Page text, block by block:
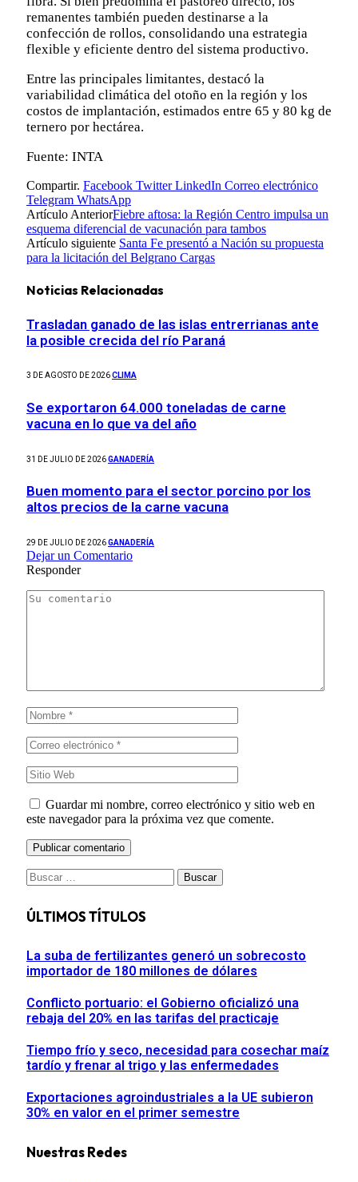
remanentes también pueden destinarse a la
confección de rollos, consolidando una estrategia
flexible y eficiente dentro del sistema productivo.
Entre las principales limitantes, destacó la
variabilidad climática del otoño en la región y los
costos de implantación, estimados entre 65 y 80 kg de
ternero por hectárea.
Fuente: INTA
Compartir. Facebook Twitter LinkedIn Correo electrónico
Telegram WhatsApp
Artículo AnteriorFiebre aftosa: la Región Centro impulsa un
esquema diferencial de vacunación para tambos
Artículo siguiente Santa Fe presentó a Nación su propuesta
para la licitación del Belgrano Cargas
Noticias Relacionadas
Trasladan ganado de las islas entrerrianas ante
la posible crecida del río Paraná
3 DE AGOSTO DE 2026CLIMA
Se exportaron 64.000 toneladas de carne
vacuna en lo que va del año
31 DE JULIO DE 2026GANADERÍA
Buen momento para el sector porcino por los
altos precios de la carne vacuna
29 DE JULIO DE 2026GANADERÍA
Dejar un Comentario
Responder
Guardar mi nombre, correo electrónico y sitio web en
este navegador para la próxima vez que comente.
Buscar:
ÚLTIMOS TÍTULOS
La suba de fertilizantes generó un sobrecosto
importador de 180 millones de dólares
Conflicto portuario: el Gobierno oficializó una
rebaja del 20% en las tarifas del practicaje
Tiempo frío y seco, necesidad para cosechar maíz
tardío y frenar al trigo y las enfermedades
Exportaciones agroindustriales a la UE subieron
30% en valor en el primer semestre
Nuestras Redes